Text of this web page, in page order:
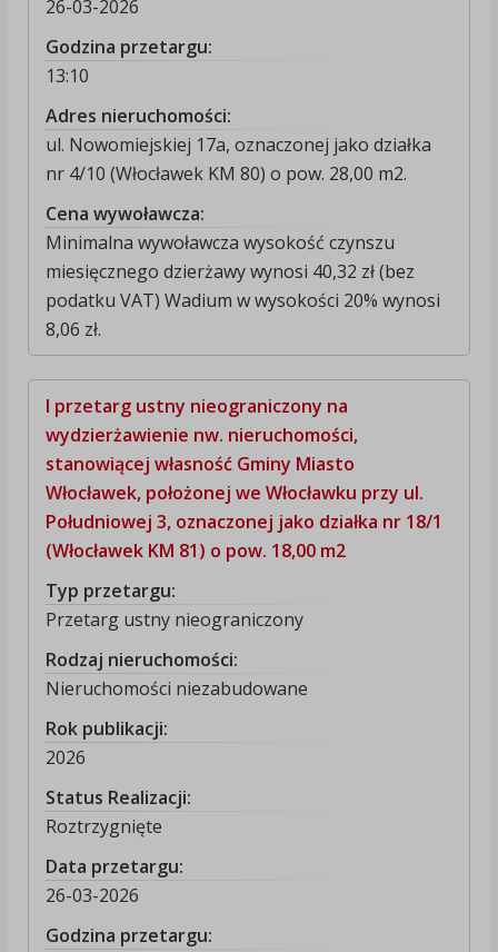
26-03-2026
Godzina przetargu:
13:10
Adres nieruchomości:
ul. Nowomiejskiej 17a, oznaczonej jako działka
nr 4/10 (Włocławek KM 80) o pow. 28,00 m2.
Cena wywoławcza:
Minimalna wywoławcza wysokość czynszu
miesięcznego dzierżawy wynosi 40,32 zł (bez
podatku VAT) Wadium w wysokości 20% wynosi
8,06 zł.
I przetarg ustny nieograniczony na
wydzierżawienie nw. nieruchomości,
stanowiącej własność Gminy Miasto
Włocławek, położonej we Włocławku przy ul.
Południowej 3, oznaczonej jako działka nr 18/1
(Włocławek KM 81) o pow. 18,00 m2
Typ przetargu:
Przetarg ustny nieograniczony
Rodzaj nieruchomości:
Nieruchomości niezabudowane
Rok publikacji:
2026
Status Realizacji:
Roztrzygnięte
Data przetargu:
26-03-2026
Godzina przetargu: